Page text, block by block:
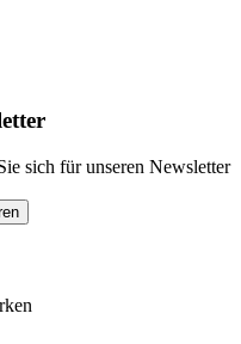
sich für unseren Newsletter